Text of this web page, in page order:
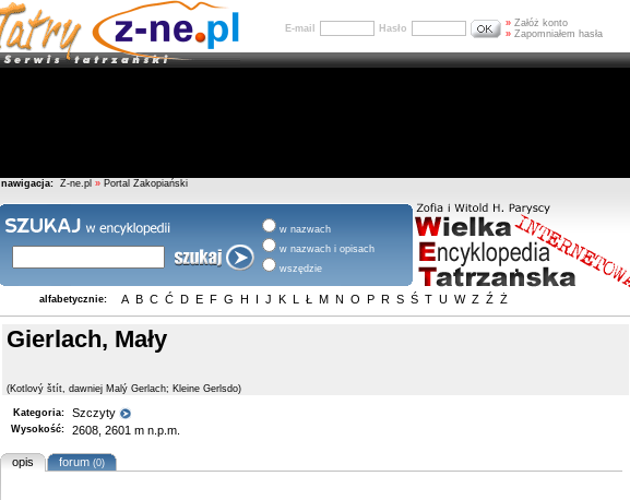
E-mail Hasło » Załóż konto
» Zapomniałem hasła
nawigacja: Z-ne.pl » Portal Zakopiański
w nazwach
w nazwach i opisach
wszędzie
alfabetycznie: A B C Ć D E F G H I J K L Ł M N O P R S Ś T U W Z Ź Ż
Gierlach, Mały
(Kotlový štít, dawniej Malý Gerlach; Kleine Gerlsdo)
Kategoria: Szczyty
Wysokość: 2608, 2601 m n.p.m.
opis forum(0)